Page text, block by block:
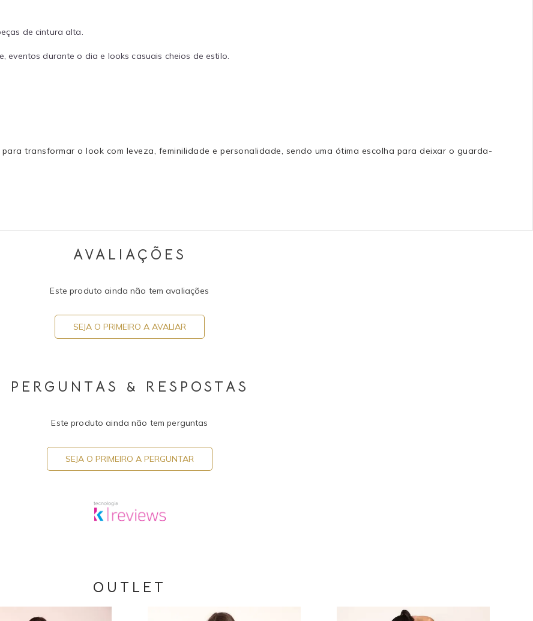
de cintura alta.
eventos durante o dia e looks casuais cheios de estilo.
transformar o look com leveza, feminilidade e personalidade, sendo uma ótima escolha para deixar o guarda-
AVALIAÇÕES
Este produto ainda não tem avaliações
SEJA O PRIMEIRO A AVALIAR
PERGUNTAS & RESPOSTAS
Este produto ainda não tem perguntas
SEJA O PRIMEIRO A PERGUNTAR
OUTLET